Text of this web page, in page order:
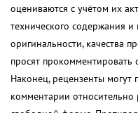
оцениваются с учётом их
технического содержания
оригинальности, качества
просят прокомментировать
Наконец, рецензенты могут
комментарии